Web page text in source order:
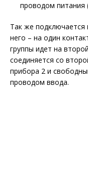
проводом питания
Так же подключается
него – на один
группы идет на
соединяется со
прибора 2 и
проводом ввода.